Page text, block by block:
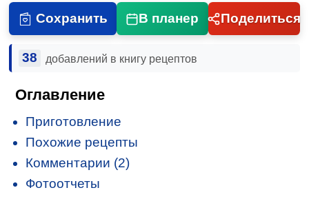
Сохранить В планер Поделиться
38 добавлений в книгу рецептов
Оглавление
Приготовление
Похожие рецепты
Комментарии (2)
Фотоотчеты